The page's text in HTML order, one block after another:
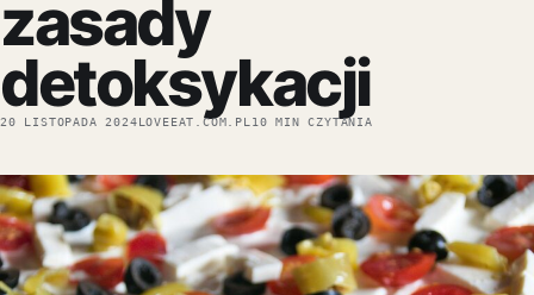
zasady
detoksykacji
20 LISTOPADA 2024LOVEEAT.COM.PL 10 MIN CZYTANIA